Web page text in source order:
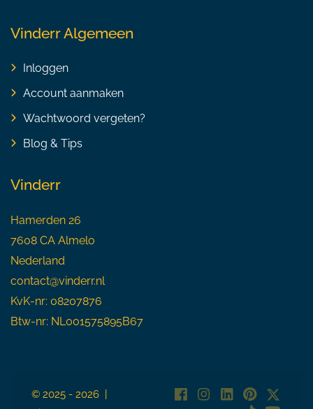
Vinderr Algemeen
Inloggen
Account aanmaken
Wachtwoord vergeten?
Blog & Tips
Vinderr
Hamerden 26
7608 CA Almelo
Nederland
contact@vinderr.nl
KvK-nr: 08207876
Btw-nr: NL001575895B67
© 2025 - 2026 |